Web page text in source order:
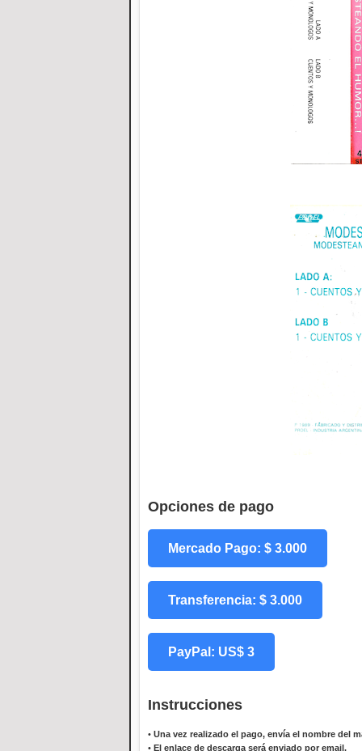
Opciones de pago
Mercado Pago: $ 3.000
Transferencia: $ 3.000
PayPal: US$ 3
Instrucciones
• Una vez realizado el pago, envía el nombre del
• El enlace de descarga será enviado por email.